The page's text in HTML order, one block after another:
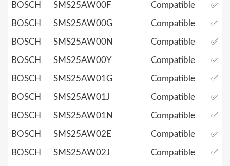
BOSCH SMS25AW00F Compatible ✅
BOSCH SMS25AW00G Compatible ✅
BOSCH SMS25AW00N Compatible ✅
BOSCH SMS25AW00Y Compatible ✅
BOSCH SMS25AW01G Compatible ✅
BOSCH SMS25AW01J Compatible ✅
BOSCH SMS25AW01N Compatible ✅
BOSCH SMS25AW02E Compatible ✅
BOSCH SMS25AW02J Compatible ✅